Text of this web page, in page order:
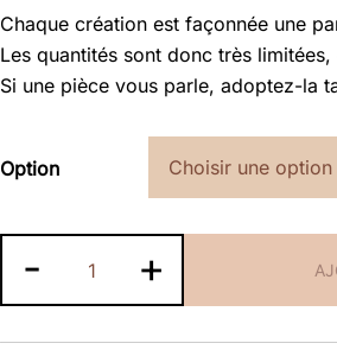
Chaque création est façonnée une
Les quantités sont donc très
Si une pièce vous parle, adoptez-la
Option
-
de
Magnets
-
+